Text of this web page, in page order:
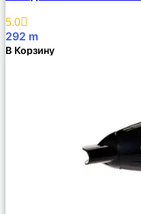
Избранное
5.0
292 m
В Корзину